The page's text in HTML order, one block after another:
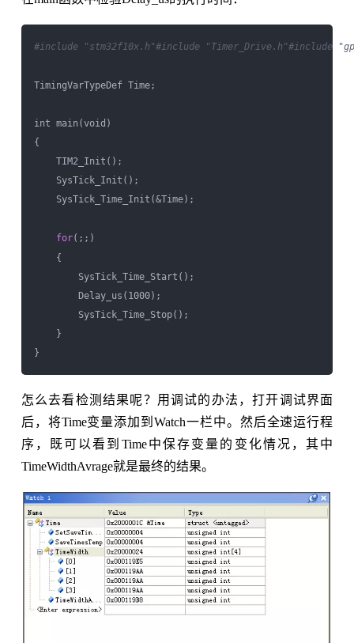
#include "stm32f10x.h"#include "Timer_Drive.h"#include
TimingVarTypeDef Time;
int main(void)
{
TIM2_Init();
SysTick_Init();
SysTick_Time_Init(&Time);
for(;;)
{
SysTick_Time_Start();
Delay_us(1000);
SysTick_Time_Stop();
}
怎么去看检测结果呢？用调试的办法，打开调试界面
后，将Time变量添加到Watch一栏中。然后全速运行程
序，既可以看到Time中保存变量的变化情况，其中
TimeWidthAvrage就是最终的结果。